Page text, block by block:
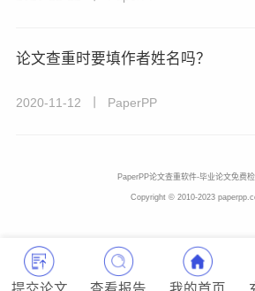
论文查重时要填作者姓名吗？
2020-11-12 丨 PaperPP
PaperPP论文查重软件-毕业论文免费
Copyright © 2010-2023